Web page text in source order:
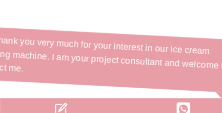
Hi, Thank you very much for your interest in our ice cream
vending machine. I am your project consultant and welcome
contact me.